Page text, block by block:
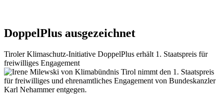
DoppelPlus ausgezeichnet
Tiroler Klimaschutz-Initiative DoppelPlus erhält 1. Staatspreis für
freiwilliges Engagement